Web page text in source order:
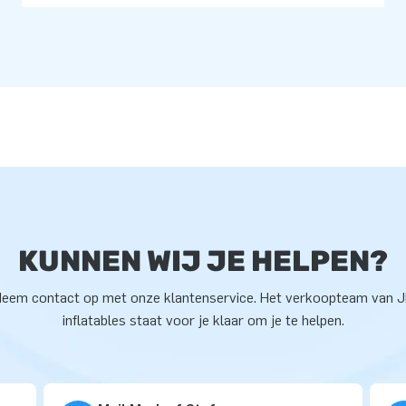
KUNNEN WIJ JE HELPEN?
contact op met onze klantenservice. Het verkoopteam van
inflatables staat voor je klaar om je te helpen.